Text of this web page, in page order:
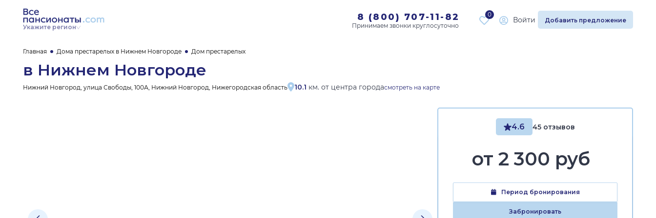
Укажите регион
8 (800) 707-11-82 0
Войти Добавить предложение
Главная Дома престарелых в Нижнем Новгороде Дом престарелых
в Нижнем Новгороде
Нижний Новгород, улица Свободы, 100А, Нижний Новгород, Нижегородская область 10.1 км. от центра городасмотреть на карте
4.6 45 отзывов
от 2 300 руб
Период бронирования
Забронировать